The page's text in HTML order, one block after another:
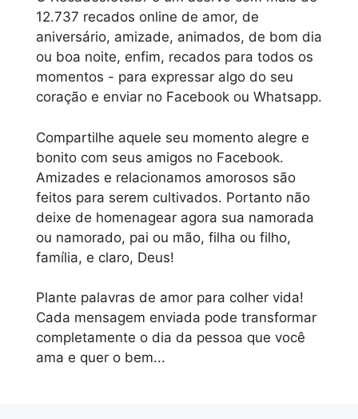
12.737 recados online de amor, de
aniversário, amizade, animados, de bom dia
ou boa noite, enfim, recados para todos os
momentos - para expressar algo do seu
coração e enviar no Facebook ou Whatsapp.
Compartilhe aquele seu momento alegre e
bonito com seus amigos no Facebook.
Amizades e relacionamos amorosos são
feitos para serem cultivados. Portanto não
deixe de homenagear agora sua namorada
ou namorado, pai ou mão, filha ou filho,
família, e claro, Deus!
Plante palavras de amor para colher vida!
Cada mensagem enviada pode transformar
completamente o dia da pessoa que você
ama e quer o bem...